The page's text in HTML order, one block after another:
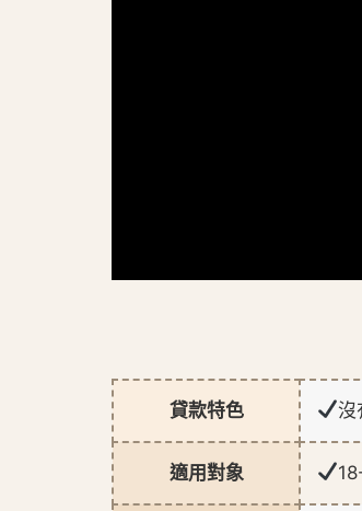
貸款特色 沒
適用對象